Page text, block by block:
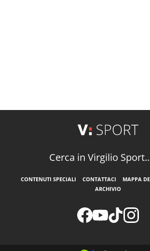
Cerca in Virgilio
CONTENUTI SPECIALI CONTATTACI MAPPA
ARCHIVIO